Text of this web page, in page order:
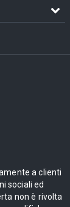
a clienti
sociali ed
non è rivolta